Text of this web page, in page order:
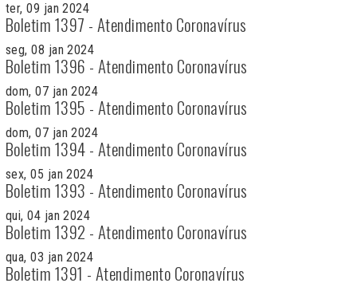
ter, 09 jan 2024
Boletim 1397 - Atendimento Coronavírus
seg, 08 jan 2024
Boletim 1396 - Atendimento Coronavírus
dom, 07 jan 2024
Boletim 1395 - Atendimento Coronavírus
dom, 07 jan 2024
Boletim 1394 - Atendimento Coronavírus
sex, 05 jan 2024
Boletim 1393 - Atendimento Coronavírus
qui, 04 jan 2024
Boletim 1392 - Atendimento Coronavírus
qua, 03 jan 2024
Boletim 1391 - Atendimento Coronavírus